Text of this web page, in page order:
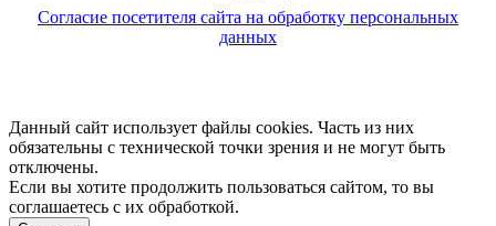
Согласие посетителя сайта на обработку персональных
данных
Данный сайт использует файлы cookies. Часть из них
обязательны с технической точки зрения и не могут быть
отключены.
Если вы хотите продолжить пользоваться сайтом, то вы
соглашаетесь с их обработкой.